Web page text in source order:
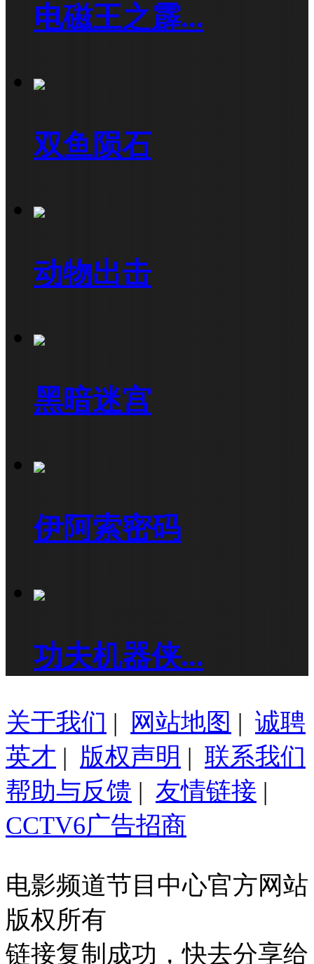
电磁王之霹...
双鱼陨石
动物出击
黑暗迷宫
伊阿索密码
功夫机器侠...
关于我们 | 网站地图 | 诚聘
英才 | 版权声明 | 联系我们
帮助与反馈 | 友情链接 |
CCTV6广告招商
电影频道节目中心官方网站
版权所有
链接复制成功，快去分享给